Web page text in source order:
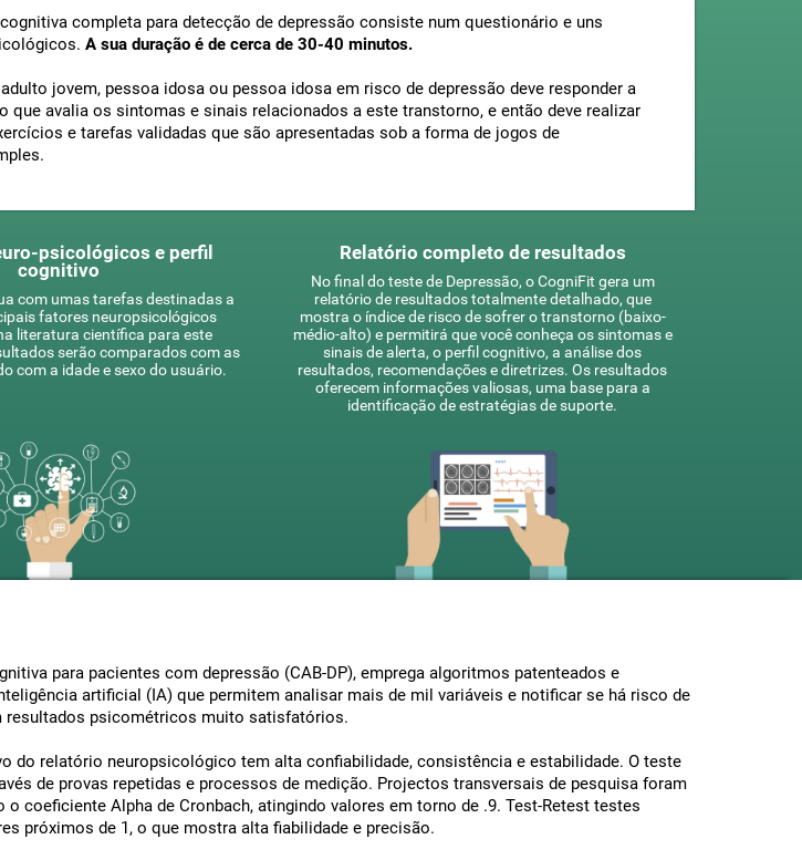
completa para detecção de depressão consiste num questionário e uns
A sua duração é de cerca de 30-40 minutos.
jovem, pessoa idosa ou pessoa idosa em risco de depressão deve responder a
que avalia os sintomas e sinais relacionados a este transtorno, e então deve realizar
e tarefas validadas que são apresentadas sob a forma de jogos de
psicológicos e perfil
cognitivo
com umas tarefas destinadas a
fatores neuropsicológicos
literatura científica para este
serão comparados com as
com a idade e sexo do usuário.
Relatório completo de resultados
No final do teste de Depressão, o CogniFit gera um
relatório de resultados totalmente detalhado, que
mostra o índice de risco de sofrer o transtorno (baixo-
médio-alto) e permitirá que você conheça os sintomas e
sinais de alerta, o perfil cognitivo, a análise dos
resultados, recomendações e diretrizes. Os resultados
oferecem informações valiosas, uma base para a
identificação de estratégias de suporte.
para pacientes com depressão (CAB-DP), emprega algoritmos patenteados e
artificial (IA) que permitem analisar mais de mil variáveis ​​e notificar se há risco de
resultados psicométricos muito satisfatórios.
do relatório neuropsicológico tem alta confiabilidade, consistência e estabilidade. O teste
de provas repetidas e processos de medição. Projectos transversais de pesquisa foram
o coeficiente Alpha de Cronbach, atingindo valores em torno de .9. Test-Retest testes
próximos de 1, o que mostra alta fiabilidade e precisão.